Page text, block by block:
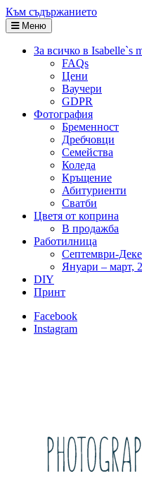
Към съдържанието
Меню
За всичко в Isabelle`s
FAQs
Цени
Ваучери
GDPR
Фотография
Бременност
Дребчовци
Семейства
Коледа
Кръщение
Абитуриенти
Сватби
Цветя от коприна
В продажба
Работилница
Септември-
Януари – март,
DIY
Принт
Facebook
Instagram